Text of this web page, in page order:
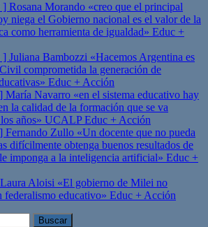
] Rosana Morando «creo que el principal
niega el Gobierno nacional es el valor de la
como herramienta de igualdad» Educ +
] Juliana Bambozzi «Hacemos Argentina es
comprometida la generación de
Educ + Acción
María Navarro «en el sistema educativo hay
la calidad de la formación que se va
años» UCALPEduc + Acción
Fernando Zullo «Un docente que no pueda
difícilmente obtenga buenos resultados de
imponga a la inteligencia artificial» Educ +
Laura Aloisi «El gobierno de Milei no
federalismo educativo» Educ + Acción